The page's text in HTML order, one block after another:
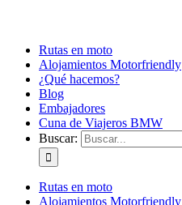
Rutas en moto
Alojamientos Motorfriendly
¿Qué hacemos?
Blog
Embajadores
Cuna de Viajeros BMW
Buscar:
Rutas en moto
Alojamientos Motorfriendly